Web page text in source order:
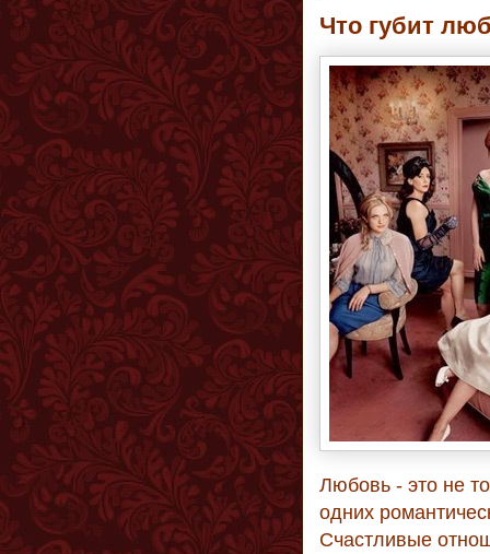
Что губит
Любовь - это не
одних
Счастливые